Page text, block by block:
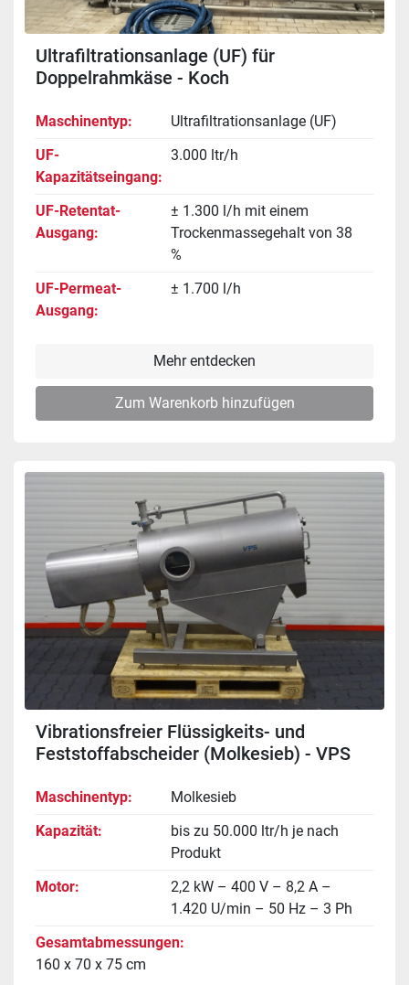
Ultrafiltrationsanlage (UF) für
Doppelrahmkäse - Koch
Maschinentyp
Ultrafiltrationsanlage (UF)
UF-
Kapazitätseingang
3.000 ltr/h
UF-Retentat-
Ausgang
± 1.300 l/h mit einem
Trockenmassegehalt von 38
%
UF-Permeat-
Ausgang
± 1.700 l/h
Mehr entdecken
Zum Warenkorb hinzufügen
Vibrationsfreier Flüssigkeits- und
Feststoffabscheider (Molkesieb) - VPS
Maschinentyp
Molkesieb
Kapazität
bis zu 50.000 ltr/h je nach
Produkt
Motor
2,2 kW – 400 V – 8,2 A –
1.420 U/min – 50 Hz – 3 Ph
Gesamtabmessungen
160 x 70 x 75 cm